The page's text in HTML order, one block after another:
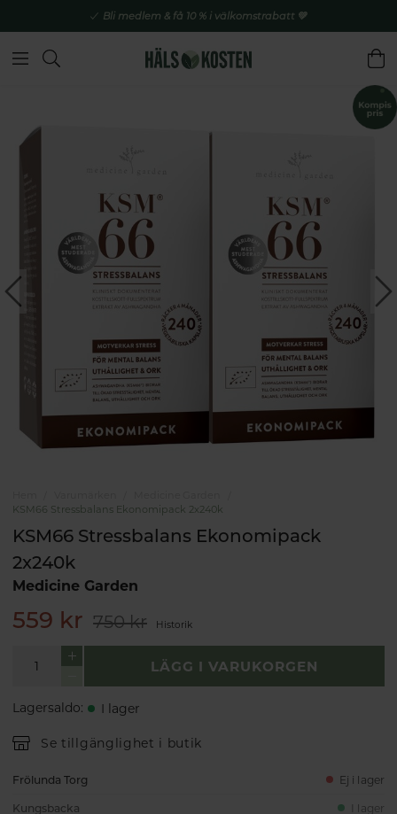
Bli medlem & få 10 % i välkomstrabatt 💚
KSM66 Stressbalans Ekonomipack 2x240k
KSM66 Stressbalans Ekonomipack
2x240k
Medicine Garden
559 kr 750 kr Historik
LÄGG I VARUKORGEN
Lagersaldo: I lager
Se tillgänglighet i butik
Frölunda Torg Ej i lager
Kungsbacka I lager